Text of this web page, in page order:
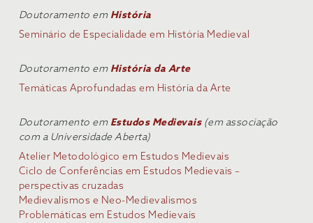
Doutoramento em História
Seminário de Especialidade em História Medieval
Doutoramento em História da Arte
Temáticas Aprofundadas em História da Arte
Doutoramento em Estudos Medievais(em associação
com a Universidade Aberta)
Atelier Metodológico em Estudos Medievais
Ciclo de Conferências em Estudos Medievais –
perspectivas cruzadas
Medievalismos e Neo-Medievalismos
Problemáticas em Estudos Medievais